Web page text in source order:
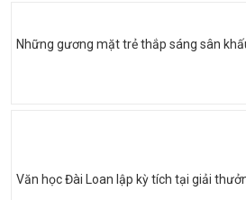
Những gương mặt trẻ thắp sáng sân
Văn học Đài Loan lập kỳ tích tại giải